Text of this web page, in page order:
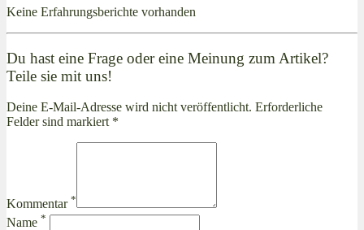
Keine Erfahrungsberichte vorhanden
Du hast eine Frage oder eine Meinung zum Artikel?
Teile sie mit uns!
Deine E-Mail-Adresse wird nicht veröffentlicht. Erforderliche
Felder sind markiert *
Kommentar *
Name *